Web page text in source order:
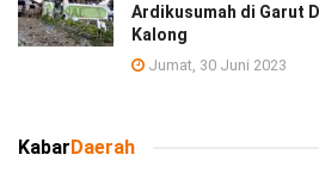
Ardikusumah di Garut
Kalong
Jumat, 30 Juni 2023
KabarDaerah